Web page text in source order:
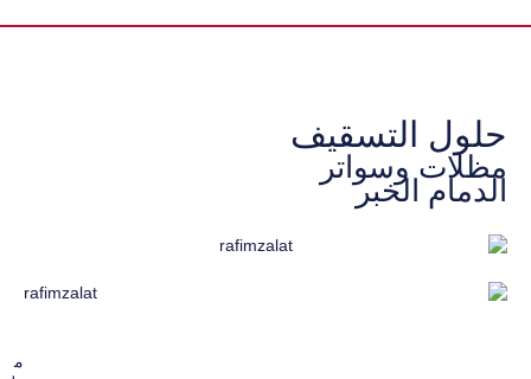
حلول التسقيف
مظلات وسواتر
الدمام الخبر
م